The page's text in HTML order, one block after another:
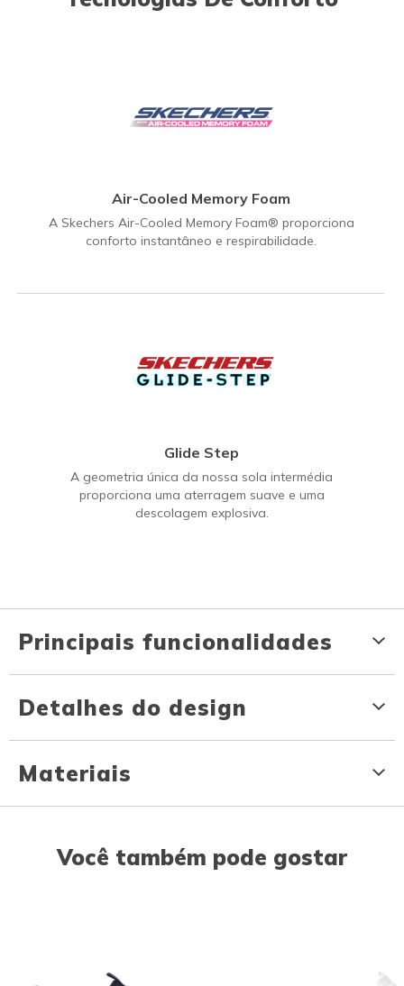
Air-Cooled Memory Foam
A Skechers Air-Cooled Memory Foam® proporciona
conforto instantâneo e respirabilidade.
Glide Step
A geometria única da nossa sola intermédia
proporciona uma aterragem suave e uma
descolagem explosiva.
Principais funcionalidades
Detalhes do design
Materiais
Você também pode gostar